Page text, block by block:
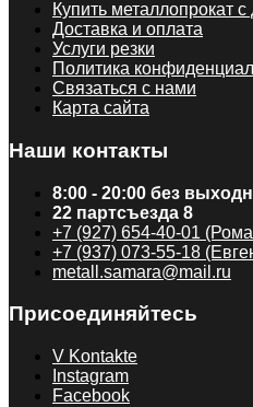
Купить металлопрокат
Доставка и оплата
Услуги резки
Политика
Связаться с нами
Карта сайта
Наши контакты
8:00 - 20:00 без
22 партсъезда 8
+7 (927) 654-40-01
+7 (937) 073-55-18
metall.samara@mail.ru
Присоединяйтесь
V Kontakte
Instagram
Facebook